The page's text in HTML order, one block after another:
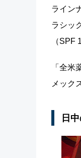
ライン
ラシッ
（SPF
「全
メック
日